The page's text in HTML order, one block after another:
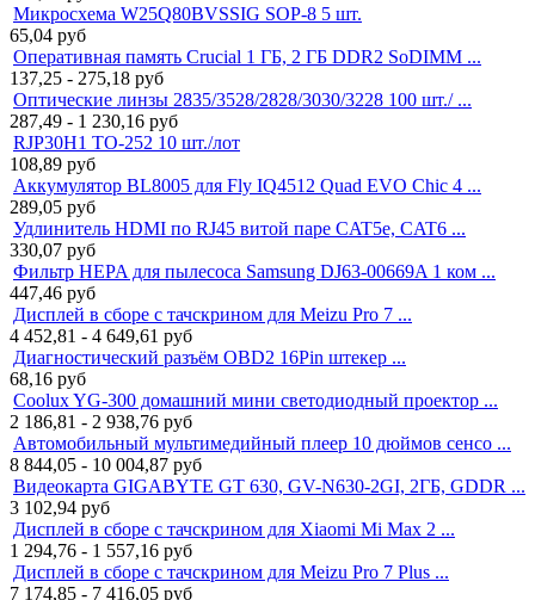
Микросхема W25Q80BVSSIG SOP-8 5 шт.
65,04 руб
Оперативная память Crucial 1 ГБ, 2 ГБ DDR2 SoDIMM ...
137,25 - 275,18 руб
Оптические линзы 2835/3528/2828/3030/3228 100 шт./ ...
287,49 - 1 230,16 руб
RJP30H1 TO-252 10 шт./лот
108,89 руб
Аккумулятор BL8005 для Fly IQ4512 Quad EVO Chic 4 ...
289,05 руб
Удлинитель HDMI по RJ45 витой паре CAT5e, CAT6 ...
330,07 руб
Фильтр HEPA для пылесоса Samsung DJ63-00669A 1 ком ...
447,46 руб
Дисплей в сборе с тачскрином для Meizu Pro 7 ...
4 452,81 - 4 649,61 руб
Диагностический разъём OBD2 16Pin штекер ...
68,16 руб
Coolux YG-300 домашний мини светодиодный проектор ...
2 186,81 - 2 938,76 руб
Автомобильный мультимедийный плеер 10 дюймов сенсо ...
8 844,05 - 10 004,87 руб
Видеокарта GIGABYTE GT 630, GV-N630-2GI, 2ГБ, GDDR ...
3 102,94 руб
Дисплей в сборе с тачскрином для Xiaomi Mi Max 2 ...
1 294,76 - 1 557,16 руб
Дисплей в сборе с тачскрином для Meizu Pro 7 Plus ...
7 174,85 - 7 416,05 руб